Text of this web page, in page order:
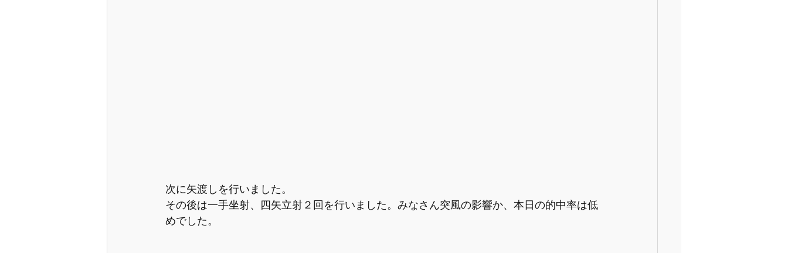
次に矢渡しを行いました。
その後は一手坐射、四矢立射２回を行いました。みなさん突風の影響か、本日の的中率は低
めでした。